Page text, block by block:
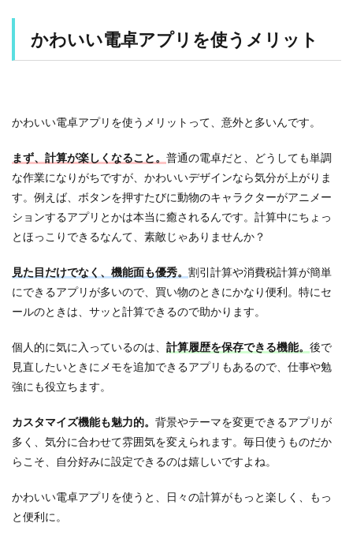
い
電
卓
を
メ
リ
ッ
ト
2
無
料
＆
広
し
】
お
す
め
の
わ
い
卓
かわいい電卓アプリを使うメリット
かわいい電卓アプリを使うメリットって、意外と多いんです。
まず、計算が楽しくなること。 普通の電卓だと、どうしても単調
な作業になりがちですが、かわいいデザインなら気分が上がりま
す。例えば、ボタンを押すたびに動物のキャラクターがアニメー
ションするアプリとかは本当に癒されるんです。計算中にちょっ
とほっこりできるなんて、素敵じゃありませんか？
見た目だけでなく、機能面も優秀。 割引計算や消費税計算が簡単
にできるアプリが多いので、買い物のときにかなり便利。特にセ
ールのときは、サッと計算できるので助かります。
個人的に気に入っているのは、 計算履歴を保存できる機能。 後で
見直したいときにメモを追加できるアプリもあるので、仕事や勉
強にも役立ちます。
カスタマイズ機能も魅力的。 背景やテーマを変更できるアプリが
多く、気分に合わせて雰囲気を変えられます。毎日使うものだか
らこそ、自分好みに設定できるのは嬉しいですよね。
かわいい電卓アプリを使うと、日々の計算がもっと楽しく、もっ
と便利に。